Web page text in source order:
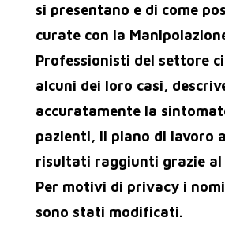
si presentano e di come
curate con la
Professionisti del settore
alcuni dei loro casi,
accuratamente la
pazienti, il piano di lavoro
risultati raggiunti grazie
Per motivi di privacy i
sono stati modificati.